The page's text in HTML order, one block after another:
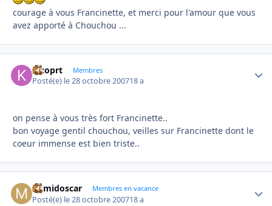
courage à vous Francinette, et merci pour l'amour que vous
avez apporté à Chouchou ...
kizoprt Membres
Posté(e) le 28 octobre 200718 a
on pense à vous très fort Francinette..
bon voyage gentil chouchou, veilles sur Francinette dont le
coeur immense est bien triste..
mimidoscar Membres en vacance
Posté(e) le 28 octobre 200718 a